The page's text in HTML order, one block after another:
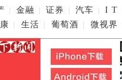
金融 证券 汽车 I T
生活 葡萄酒 微视界